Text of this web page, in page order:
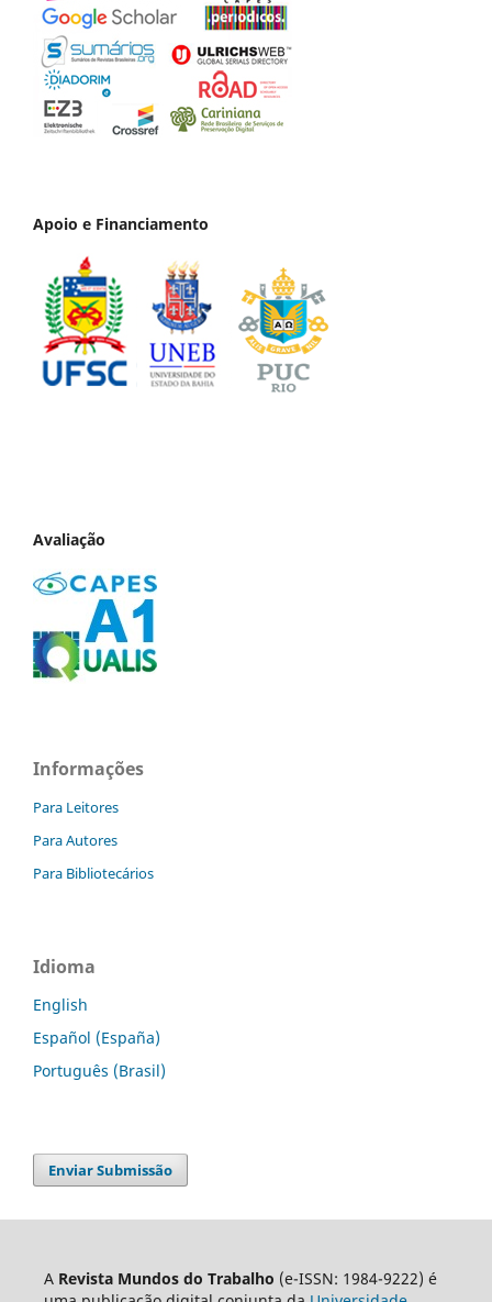
Apoio e Financiamento
Avaliação
Informações
Para Leitores
Para Autores
Para Bibliotecários
Idioma
English
Español (España)
Português (Brasil)
Enviar Submissão
A Revista Mundos do Trabalho (e-ISSN: 1984-9222) é